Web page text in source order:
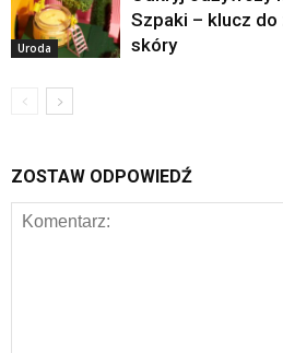
Uroda
Szpaki – klucz
skóry
ZOSTAW ODPOWIEDŹ